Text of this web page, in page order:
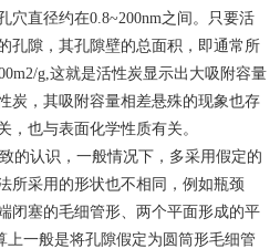
穴直径约在0.8~200nm之间。只要活
孔隙，其孔隙壁的总面积，即通常所
g,这就是活性炭显示出大吸附容量
炭，其吸附容量相差悬殊的现象也存
，也与表面化学性质有关。
的认识，一般情况下，多采用假定的
所采用的形状也不相同，例如瓶颈
闭塞的毛细管形、两个平面形成的平
一般是将孔隙假定为圆筒形毛细管